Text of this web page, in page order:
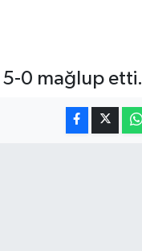
5-0 mağlup etti.